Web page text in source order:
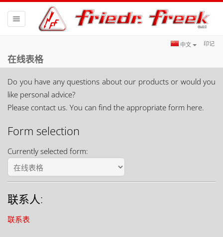
印记
中文
Toggle
navigation
在线表格
Do you have any questions about our products or would you
like personal advice?
Please contact us. You can find the appropriate form here.
Form selection
Currently selected form:
联系人:
联系表